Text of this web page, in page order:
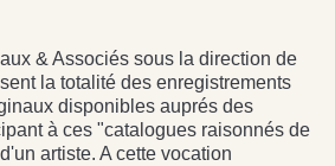
& Associés sous la direction de
la totalité des enregistrements
disponibles auprés des
à ces "catalogues raisonnés de
artiste. A cette vocation